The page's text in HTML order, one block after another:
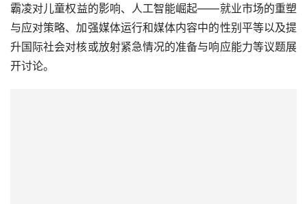
霸凌对儿童权益的影响、人工智能崛起——就业市场的重塑
与应对策略、加强媒体运行和媒体内容中的性别平等以及提
升国际社会对核或放射紧急情况的准备与响应能力等议题展
开讨论。